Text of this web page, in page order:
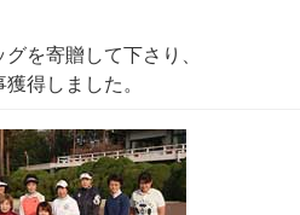
を寄贈して下さり、
得しました。